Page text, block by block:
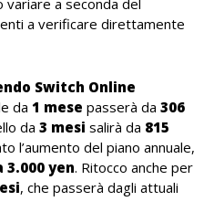
a seconda del
a verificare direttamente
Switch Online
da 1 mese passerà da 306
da 3 mesi salirà da 815
l’aumento del piano annuale,
3.000 yen. Ritocco anche per
, che passerà dagli attuali